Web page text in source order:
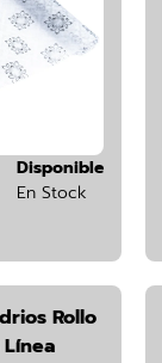
Disponible
En Stock
Rollo